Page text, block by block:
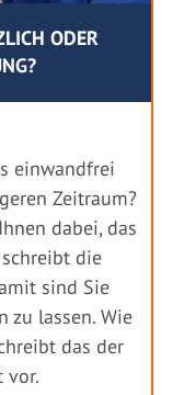
ODER
einwandfrei
Zeitraum?
dabei, das
die
sind Sie
zu lassen. Wie
das der
vor.